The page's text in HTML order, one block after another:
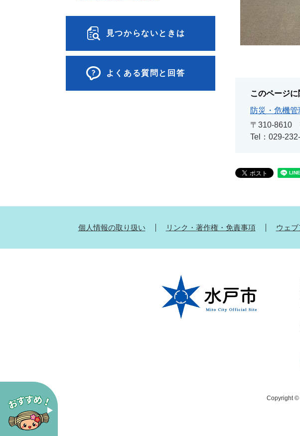
このページ
防災・危機管
〒310-8610
Tel：029-
見つからないときは
よくある質問と回答
個人情報の取り扱い リンク・著作権・免責事項 ウェ
Copyright ©